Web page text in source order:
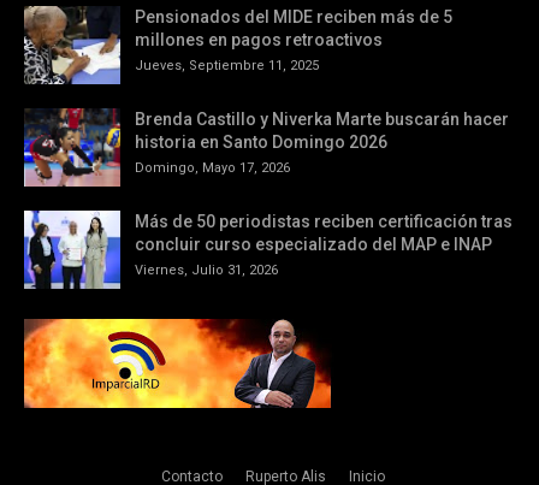
Pensionados del MIDE reciben más de 5
millones en pagos retroactivos
Jueves, Septiembre 11, 2025
Brenda Castillo y Niverka Marte buscarán hacer
historia en Santo Domingo 2026
Domingo, Mayo 17, 2026
Más de 50 periodistas reciben certificación tras
concluir curso especializado del MAP e INAP
Viernes, Julio 31, 2026
Contacto Ruperto Alis Inicio